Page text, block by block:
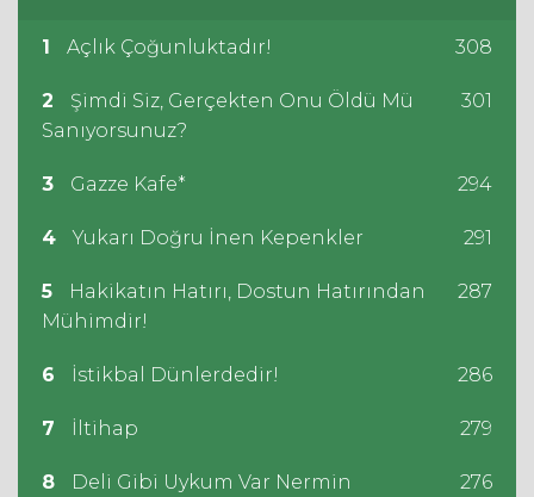
1 Açlık Çoğunluktadır! 308
2
Şimdi Siz, Gerçekten Onu Öldü Mü
Sanıyorsunuz?
301
3 Gazze Kafe* 294
4 Yukarı Doğru İnen Kepenkler 291
5
Hakikatın Hatırı, Dostun Hatırından
Mühimdir!
287
6 İstikbal Dünlerdedir! 286
7 İltihap 279
8 Deli Gibi Uykum Var Nermin 276